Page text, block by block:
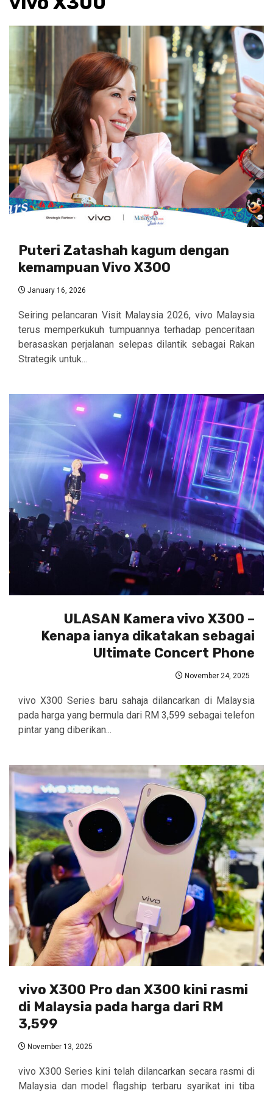
Puteri Zatashah kagum dengan
kemampuan Vivo X300
January 16, 2026
Seiring pelancaran Visit Malaysia 2026, vivo Malaysia
terus memperkukuh tumpuannya terhadap penceritaan
berasaskan perjalanan selepas dilantik sebagai Rakan
Strategik untuk...
ULASAN Kamera vivo X300 –
Kenapa ianya dikatakan sebagai
Ultimate Concert Phone
November 24, 2025
vivo X300 Series baru sahaja dilancarkan di Malaysia
pada harga yang bermula dari RM 3,599 sebagai telefon
pintar yang diberikan...
vivo X300 Pro dan X300 kini rasmi
di Malaysia pada harga dari RM
3,599
November 13, 2025
vivo X300 Series kini telah dilancarkan secara rasmi di
Malaysia dan model flagship terbaru syarikat ini tiba